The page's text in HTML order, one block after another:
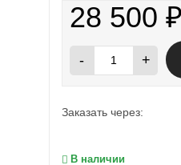
28 500₽
- +
Заказать через:
В наличии